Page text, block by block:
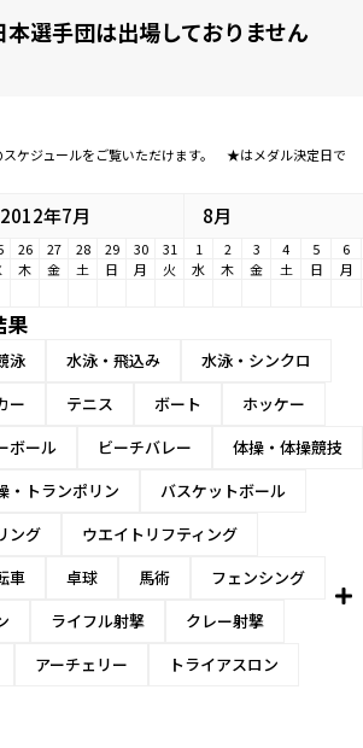
本選手団は出場しておりません
スケジュールをご覧いただけます。 ★はメダル決定日で
2012年7月 8月
26 27 28 29 30 31 1 2 3 4 5
6
木 金 土 日 月 火 水 木 金 土 日 月
果
泳 水泳・飛込み
水泳・シンクロ
ー テニス ボート
ホッケー
ボール ビーチバレー
体操・体操競技
・トランポリン
バスケットボール
ング
ウエイトリフティング
車 卓球 馬術
フェンシング
ライフル射撃
クレー射撃
アーチェリー
トライアスロン